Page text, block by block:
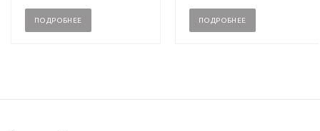
ПОДРОБНЕЕ ПОДРОБНЕЕ